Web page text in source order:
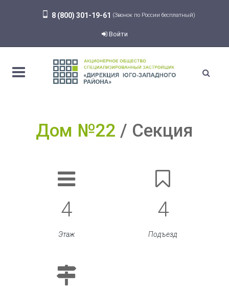
8 (800) 301-19-61 (Звонок по России бесплатный)
Войти
Дом №22 Секция
4
Этаж
4
Подъезд